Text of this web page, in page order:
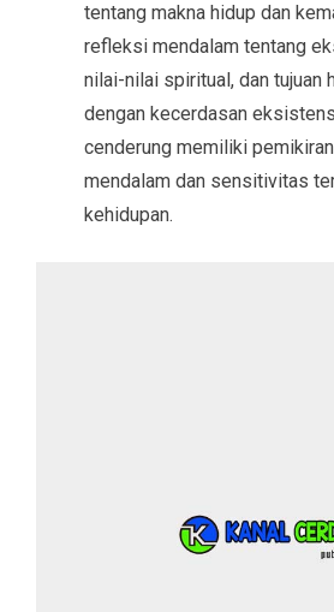
tentang makna hidup dan
refleksi mendalam tentang
nilai-nilai spiritual, dan tujuan
dengan kecerdasan
cenderung memiliki
mendalam dan sensitivitas
kehidupan.